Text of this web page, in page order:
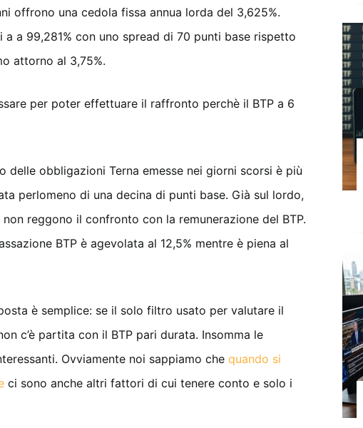
offrono una cedola fissa annua lorda del 3,625%.
a 99,281% con uno spread di 70 punti base rispetto
attorno al 3,75%.
per poter effettuare il raffronto perchè il BTP a 6
delle obbligazioni Terna emesse nei giorni scorsi è più
perlomeno di una decina di punti base. Già sul lordo,
reggono il confronto con la remunerazione del BTP.
BTP è agevolata al 12,5% mentre è piena al
è semplice: se il solo filtro usato per valutare il
c’è partita con il BTP pari durata. Insomma le
Ovviamente noi sappiamo che quando si
ci sono anche altri fattori di cui tenere conto e solo i